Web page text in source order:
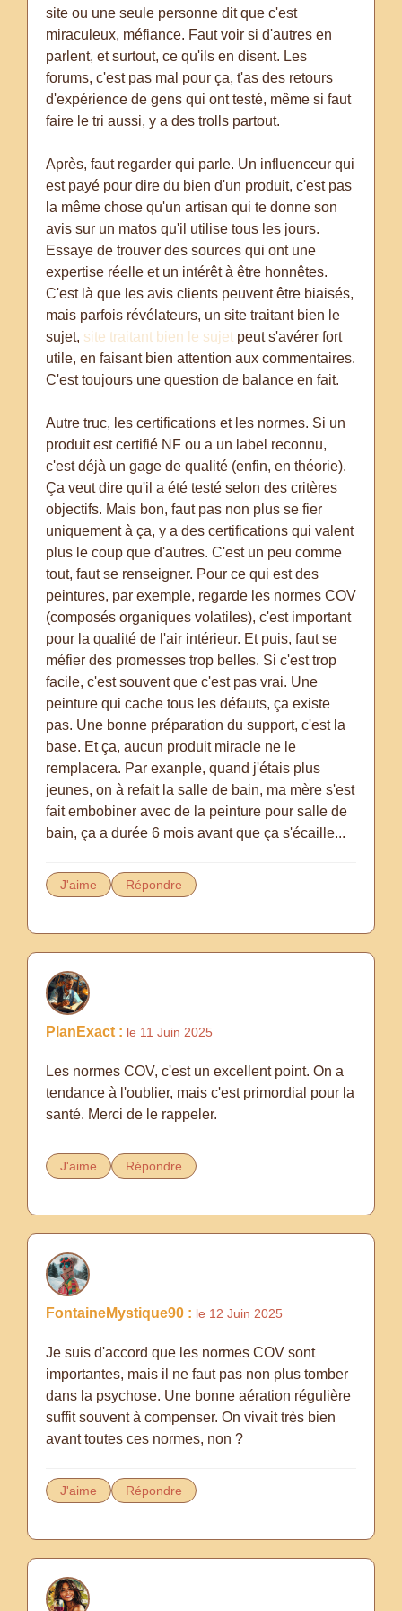
site ou une seule personne dit que c'est
miraculeux, méfiance. Faut voir si d'autres en
parlent, et surtout, ce qu'ils en disent. Les
forums, c'est pas mal pour ça, t'as des retours
d'expérience de gens qui ont testé, même si faut
faire le tri aussi, y a des trolls partout.
Après, faut regarder qui parle. Un influenceur qui
est payé pour dire du bien d'un produit, c'est pas
la même chose qu'un artisan qui te donne son
avis sur un matos qu'il utilise tous les jours.
Essaye de trouver des sources qui ont une
expertise réelle et un intérêt à être honnêtes.
C'est là que les avis clients peuvent être biaisés,
mais parfois révélateurs, un site traitant bien le
sujet, site traitant bien le sujet peut s'avérer fort
utile, en faisant bien attention aux commentaires.
C'est toujours une question de balance en fait.
Autre truc, les certifications et les normes. Si un
produit est certifié NF ou a un label reconnu,
c'est déjà un gage de qualité (enfin, en théorie).
Ça veut dire qu'il a été testé selon des critères
objectifs. Mais bon, faut pas non plus se fier
uniquement à ça, y a des certifications qui valent
plus le coup que d'autres. C'est un peu comme
tout, faut se renseigner. Pour ce qui est des
peintures, par exemple, regarde les normes COV
(composés organiques volatiles), c'est important
pour la qualité de l'air intérieur. Et puis, faut se
méfier des promesses trop belles. Si c'est trop
facile, c'est souvent que c'est pas vrai. Une
peinture qui cache tous les défauts, ça existe
pas. Une bonne préparation du support, c'est la
base. Et ça, aucun produit miracle ne le
remplacera. Par exanple, quand j'étais plus
jeunes, on à refait la salle de bain, ma mère s'est
fait embobiner avec de la peinture pour salle de
bain, ça a durée 6 mois avant que ça s'écaille...
J'aime Répondre
PlanExact : le 11 Juin 2025
Les normes COV, c'est un excellent point. On a
tendance à l'oublier, mais c'est primordial pour la
santé. Merci de le rappeler.
J'aime Répondre
FontaineMystique90 : le 12 Juin 2025
Je suis d'accord que les normes COV sont
importantes, mais il ne faut pas non plus tomber
dans la psychose. Une bonne aération régulière
suffit souvent à compenser. On vivait très bien
avant toutes ces normes, non ?
J'aime Répondre